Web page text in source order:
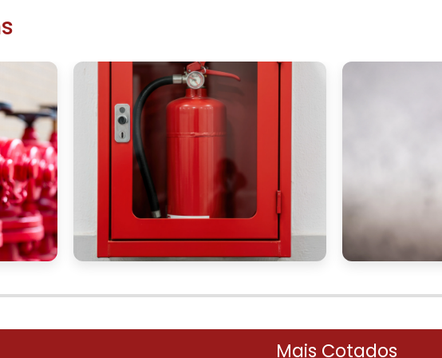
as caixas com cores, logotipos e informações relevantes para o
só ajuda a melhorar a estética do local como também reforça a
agradável contribui para um ambiente de trabalho mais
os extintores estão acompanhados de caixas que combinam com
a percepção dos colaboradores sobre a importância da
Investir nesse aspecto pode criar uma atmosfera onde a
organizacional é valorizada.
PERSONALIZADA
em adquirircaixas de suporte para extintores,
para entender as opções mais adequadas. Em nossa
a encontrar o produto ideal para cada situação.
Mais Cotados